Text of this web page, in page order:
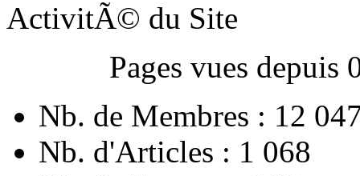
ActivitÃ© du Site
Pages vues
Nb. de Membres : 12
Nb. d'Articles : 1 068